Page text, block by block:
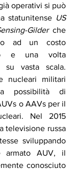
operativi si può
statunitense US
Gilder che
ad un costo
e una volta
su vasta scala.
nucleari militari
possibilità di
o AAVs per il
Nel 2015
televisione russa
sviluppando
armato AUV, il
conosciuto